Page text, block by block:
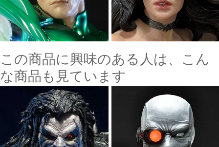
この商品に興味のある人は、こん
な商品も見ています